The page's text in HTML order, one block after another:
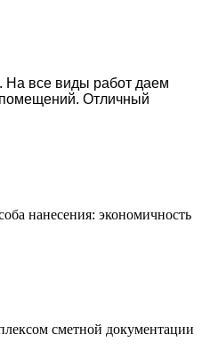
На все виды работ даем
помещений. Отличный
нанесения: экономичность
сметной документации